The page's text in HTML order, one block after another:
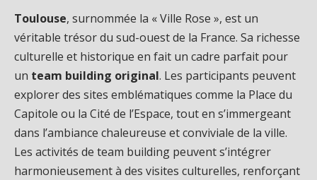
Toulouse, surnommée la « Ville Rose », est un
véritable trésor du sud-ouest de la France. Sa richesse
culturelle et historique en fait un cadre parfait pour
un team building original. Les participants peuvent
explorer des sites emblématiques comme la Place du
Capitole ou la Cité de l’Espace, tout en s’immergeant
dans l’ambiance chaleureuse et conviviale de la ville.
Les activités de team building peuvent s’intégrer
harmonieusement à des visites culturelles, renforçant